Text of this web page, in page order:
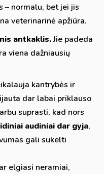
– normalu, bet jei jis
veterinarinė apžiūra.
antkaklis.Jie padeda
viena dažniausių
kantrybės ir
dar labai priklauso
suprasti, kad nors
audiniai dar gyja,
gali sukelti
elgiasi neramiai,